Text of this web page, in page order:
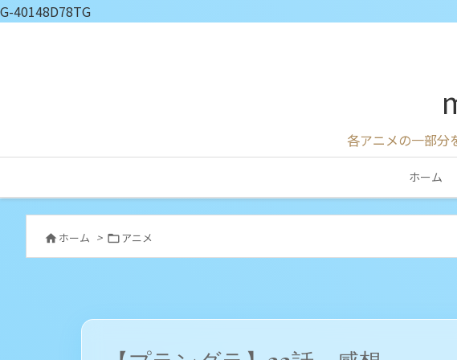
G-40148D78TG
各アニメの一部分
ホーム
 ホーム > アニメ